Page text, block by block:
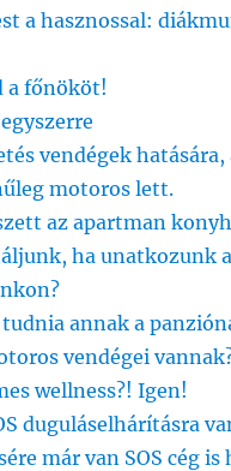
a hasznossal:
a főnököt!
vendégek hatására,
motoros lett.
az apartman
ha unatkozunk a
annak a
vendégei
wellness?! Igen!
duguláselhárításra
már van SOS cég is